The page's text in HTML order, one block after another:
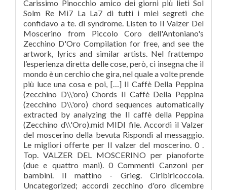
Carissimo Pinocchio amico dei giorni più lieti Sol
Solm Re Mi7 La La7 di tutti i miei segreti che
confidavo a te. di syndrome. Listen to Il Valzer Del
Moscerino from Piccolo Coro dell'Antoniano's
Zecchino D'Oro Compilation for free, and see the
artwork, lyrics and similar artists. Nel frattempo
l’esperienza diretta delle cose, però, ci insegna che il
mondo è un cerchio che gira, nel quale a volte prende
più luce una cosa e poi, […] Il Caffè Della Peppina
(zecchino D\\'oro) Chords Il Caffè Della Peppina
(zecchino D\\'oro) chord sequences automatically
extracted by analyzing the Il caffè della Peppina
(Zecchino d\\'Oro).mid MIDI file. Accordi il Valzer
del moscerino della bevuta Rispondi al messaggio.
Le migliori offerte per Il valzer del moscerino. 0 .
Top. VALZER DEL MOSCERINO per pianoforte
(due e quattro mani). 0 Commenti Canzoni per
bambini. Il mattino - Grieg. Ciribiricoccola.
Uncategorized; accordi zecchino d'oro dicembre